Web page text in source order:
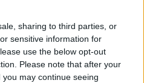
sharing to third parties, or
sensitive information for
use the below opt-out
Please note that after your
may continue seeing
S